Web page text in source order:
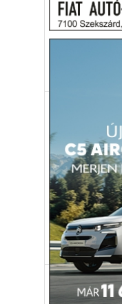
A mindössze
szakoldal járt
rendszer
aszálytól
szántó?
Mintegy 400
idén a hazai
növénytermesztés
Gazdaság
EU-s